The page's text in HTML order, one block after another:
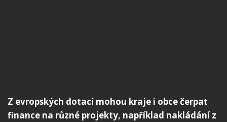
Z evropských dotací mohou kraje i obce čerpat
finance na různé projekty, například nakládání z